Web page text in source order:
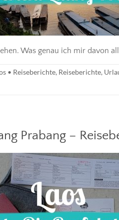
Was genau ich mir davon
• Reiseberichte, Reiseberichte,
Prabang –